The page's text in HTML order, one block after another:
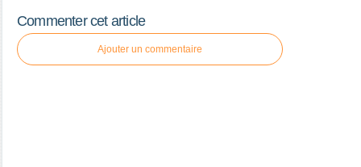
Commenter cet article
Ajouter un commentaire